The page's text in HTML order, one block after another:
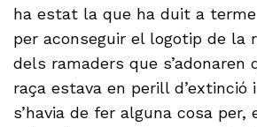
ha estat la que ha duit a
per aconseguir el logotip de la
dels ramaders que s’adonaren
raça estava en perill d’extinció
s’havia de fer alguna cosa per,